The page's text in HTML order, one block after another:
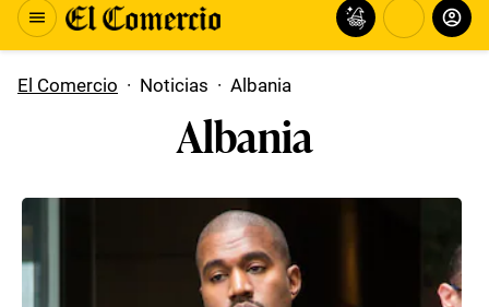
El Comercio · Noticias · Albania
Albania